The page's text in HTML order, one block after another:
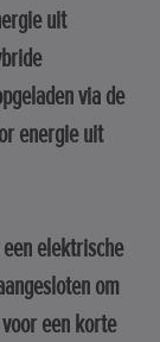
uit
via de
energie uit
elektrische
om
een korte